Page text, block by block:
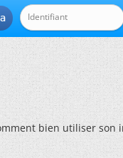
bien utiliser son